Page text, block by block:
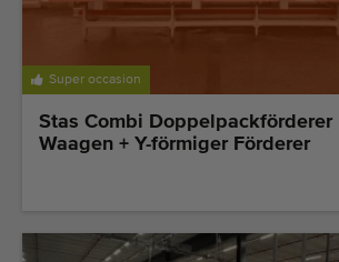
Super occasion
Stas Combi Doppelpackförderer
Waagen + Y-förmiger Förderer